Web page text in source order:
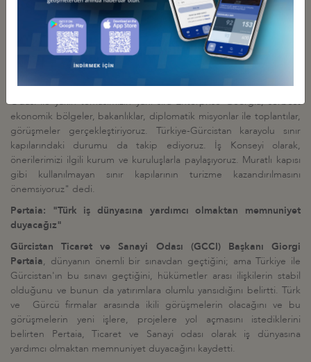
DEİK/Türkiye-Gürcistan İş Konseyi Başkanı Osman Çalışkan ise,
Gürcistan ile Türkiye, hem iyi iki komşu hem de önemli ticari
partnerdir. İş Konseyi olarak, Gürcistan ile dış ticaretimizdeki açığın
azaltılabilmesi ve Gürcistan'dan Türkiye'ye ihracatın artırılması için
Gürcistan'ın iş ve yatırım imkanlarını üyelerimize tanıtmaya önem
veriyoruz. Karşı kanat kuruluşumuz Gürcistan Ticaret ve Sanayi
Odası ile yakın temasımızın yanı sıra Enterprise Georgia, serbest
ekonomik bölgeler, bakanlıklar, diplomatik misyonlar ile toplantılar,
görüşmeler gerçekleştiriyoruz. Türkiye-Gürcistan karayolu sınır
kapılarındaki durumu da takip ediyoruz. İş Konseyi olarak,
önerilerimizi ilgili kurum ve kuruluşlarla paylaşıyoruz. Muratlı kapısı
gibi kullanılmayan sınır kapılarının turizme kazandırılmasını
önemsiyoruz" dedi.
Pertaia: "Türk iş dünyasına yardımcı olmaktan memnuniyet
duyacağız"
Gürcistan Ticaret ve Sanayi Odası (GCCI) Başkanı Giorgi
Pertaia, dünyanın önemli bir sınavdan geçtiğini; ama Türkiye ile
Gürcistan'ın bu sınavı geçtiğini, hükümetler arası ilişkilerin stabil
olduğunu ve bunun da yatırımlara olumlu yansıdığını belirtti. Türk
ve Gürcü firmalar arasında ikili görüşmelerin olacağını ve bu
görüşmelerin yeni işlere, projelere yol açmasını istediklerini
belirten Pertaia, Ticaret ve Sanayi odası olarak iş dünyasına
yardımcı olmaktan memnuniyet duyacağını kaydetti.